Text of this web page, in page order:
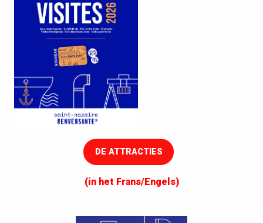
DE ATTRACTIES
(in het Frans/Engels)